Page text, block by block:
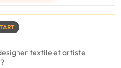
textile et artiste